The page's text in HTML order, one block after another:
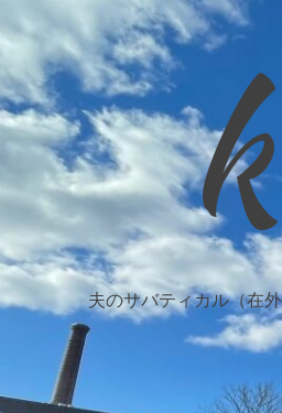
夫のサバティカル（在